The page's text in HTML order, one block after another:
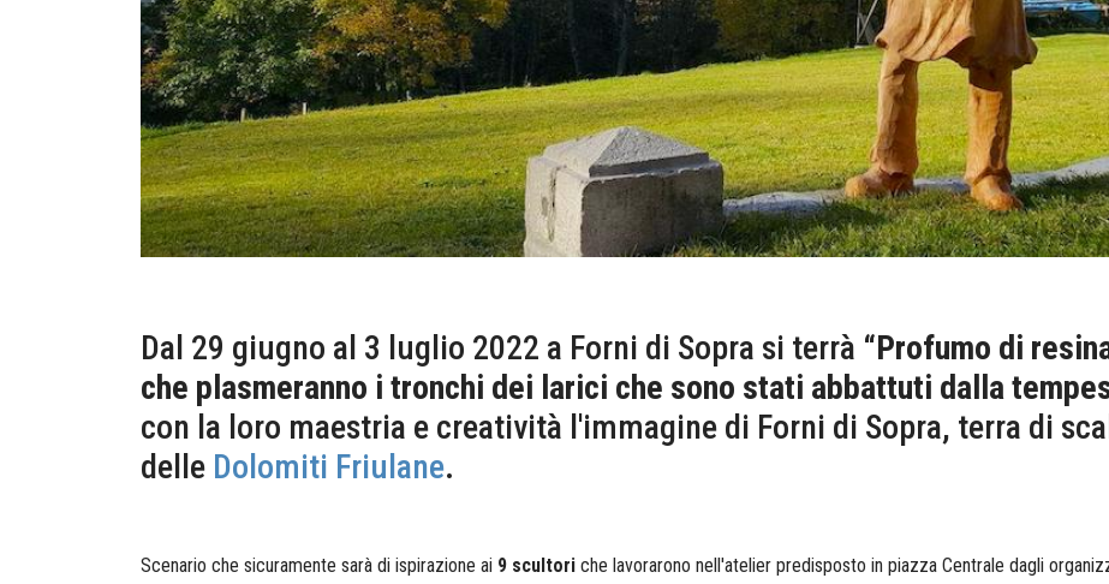
Dal 29 giugno al 3 luglio 2022 a Forni di Sopra si terrà “Profumo di
che plasmeranno i tronchi dei larici che sono stati abbattuti dalla
con la loro maestria e creatività l'immagine di Forni di Sopra, terra di
delle Dolomiti Friulane.
Scenario che sicuramente sarà di ispirazione ai 9 scultori che lavorarono nell'atelier predisposto in piazza Centrale dagli